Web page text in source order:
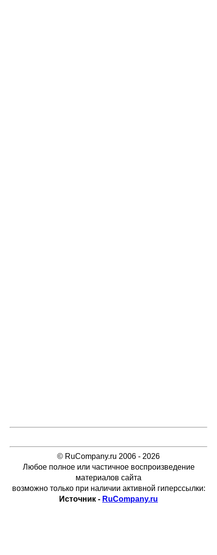
© RuCompany.ru 2006 - 2026
Любое полное или частичное воспроизведение
материалов сайта
возможно только при наличии активной гиперссылки:
Источник - RuCompany.ru